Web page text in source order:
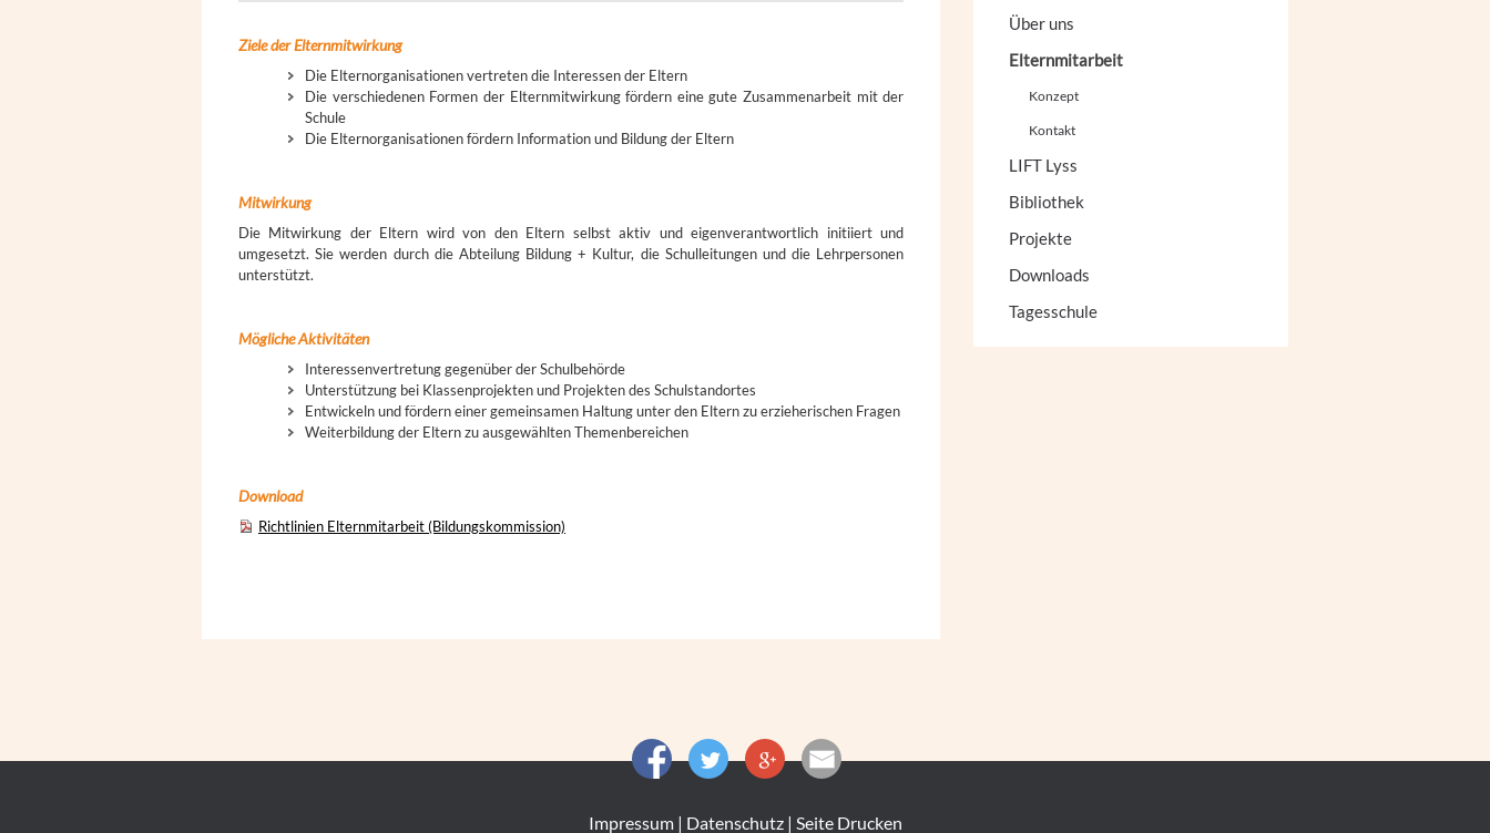
Ziele der Elternmitwirkung
Die Elternorganisationen vertreten die Interessen der Eltern
Die verschiedenen Formen der Elternmitwirkung fördern eine gute Zusammenarbeit mit der
Schule
Die Elternorganisationen fördern Information und Bildung der Eltern
Mitwirkung
Die Mitwirkung der Eltern wird von den Eltern selbst aktiv und eigenverantwortlich initiiert und
umgesetzt. Sie werden durch die Abteilung Bildung + Kultur, die Schulleitungen und die Lehrpersonen
unterstützt.
Mögliche Aktivitäten
Interessenvertretung gegenüber der Schulbehörde
Unterstützung bei Klassenprojekten und Projekten des Schulstandortes
Entwickeln und fördern einer gemeinsamen Haltung unter den Eltern zu erzieherischen Fragen
Weiterbildung der Eltern zu ausgewählten Themenbereichen
Download
Richtlinien Elternmitarbeit (Bildungskommission)
Über uns
Elternmitarbeit
Konzept
Kontakt
LIFT Lyss
Bibliothek
Projekte
Downloads
Tagesschule
Impressum| Datenschutz| Seite Drucken